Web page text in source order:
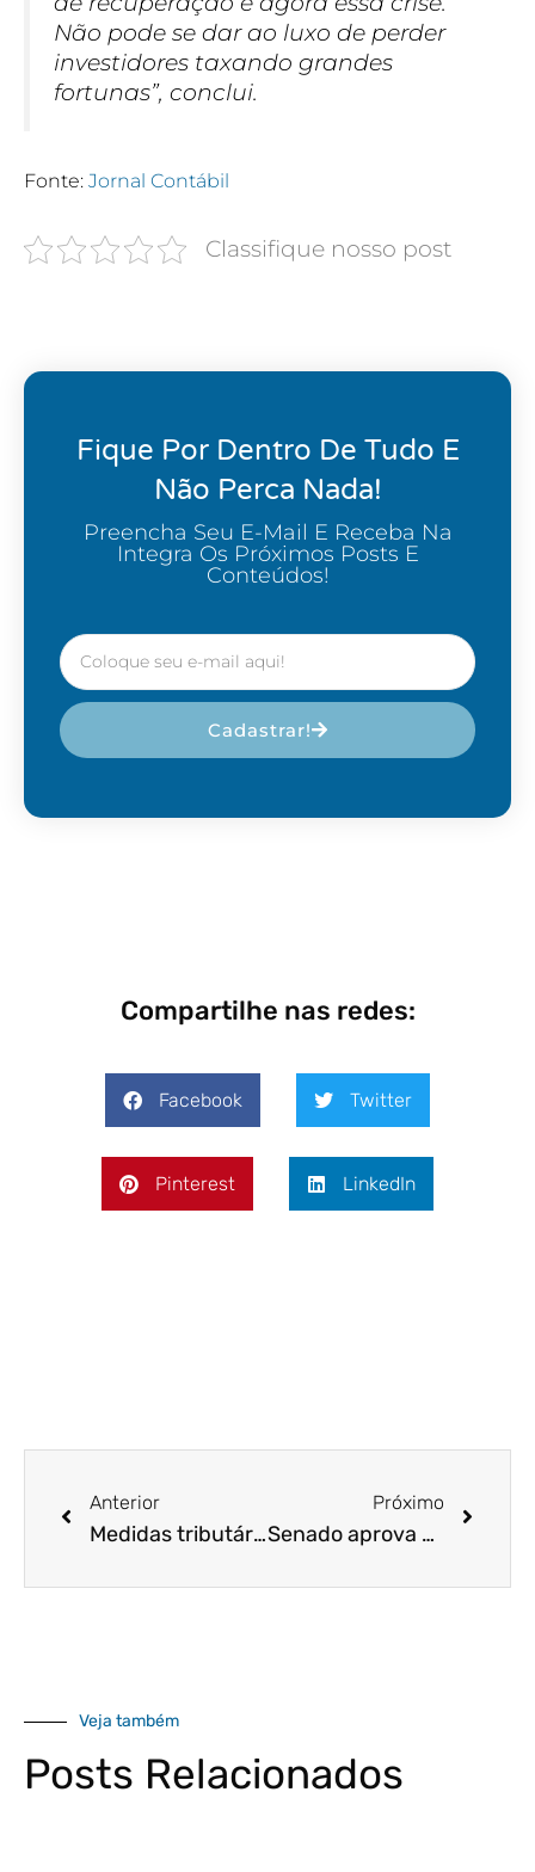
Não pode se dar ao luxo de perder
investidores taxando grandes
fortunas”, conclui.
Fonte: Jornal Contábil
Classifique nosso post
Fique Por Dentro De Tudo E
Não Perca Nada!
Preencha Seu E-Mail E Receba Na
Integra Os Próximos Posts E
Conteúdos!
Cadastrar!
Compartilhe nas redes:
Facebook Twitter
Pinterest LinkedIn
Anterior
Medidas tributárias Não devem conter efeitos da crise para empresas e colaboradores
Próximo
Senado aprova ampliação de auxílio de R$ 600; veja novos beneficiados
Veja também
Posts Relacionados